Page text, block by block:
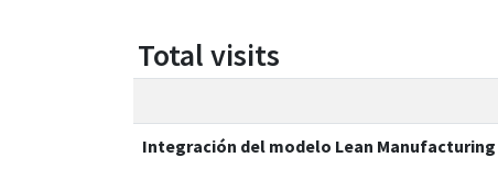
Total visits
Integración del modelo Lean Manufacturing